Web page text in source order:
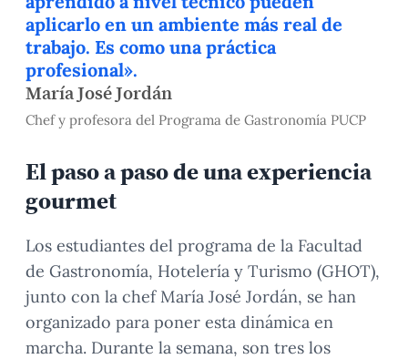
aplicarlo en un ambiente más real de
trabajo. Es como una práctica
profesional».
María José Jordán
Chef y profesora del Programa de Gastronomía PUCP
El paso a paso de una experiencia
gourmet
Los estudiantes del programa de la Facultad
de Gastronomía, Hotelería y Turismo (GHOT),
junto con la chef María José Jordán, se han
organizado para poner esta dinámica en
marcha. Durante la semana, son tres los